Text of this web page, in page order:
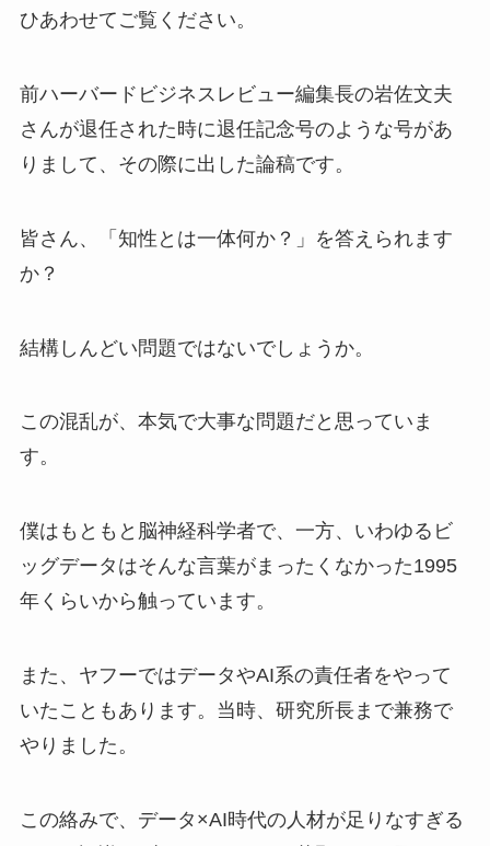
ひあわせてご覧ください。
前ハーバードビジネスレビュー編集長の岩佐文夫
さんが退任された時に退任記念号のような号があ
りまして、その際に出した論稿です。
皆さん、「知性とは一体何か？」を答えられます
か？
結構しんどい問題ではないでしょうか。
この混乱が、本気で大事な問題だと思っていま
す。
僕はもともと脳神経科学者で、一方、いわゆるビ
ッグデータはそんな言葉がまったくなかった1995
年くらいから触っています。
また、ヤフーではデータやAI系の責任者をやって
いたこともあります。当時、研究所長まで兼務で
やりました。
この絡みで、データ×AI時代の人材が足りなすぎる